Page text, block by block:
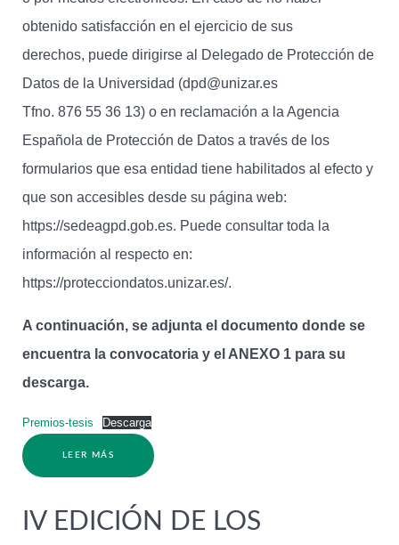
obtenido satisfacción en el ejercicio de sus
derechos, puede dirigirse al Delegado de Protección de
Datos de la Universidad (dpd@unizar.es
Tfno. 876 55 36 13) o en reclamación a la Agencia
Española de Protección de Datos a través de los
formularios que esa entidad tiene habilitados al efecto y
que son accesibles desde su página web:
https://sedeagpd.gob.es. Puede consultar toda la
información al respecto en:
https://protecciondatos.unizar.es/.
A continuación, se adjunta el documento donde se
encuentra la convocatoria y el ANEXO 1 para su
descarga.
Premios-tesis Descarga
LEER MÁS
IV EDICIÓN DE LOS